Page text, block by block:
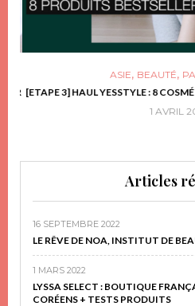
ASIE, BEAUTÉ,
[ETAPE 3] HAUL YESSTYLE : 8
1 AVRIL
Articles
16 SEPTEMBRE 2022
LE RÊVE DE NOA, INSTITUT DE
1 MARS 2022
LYSSA SELECT : BOUTIQUE
CORÉENS + TESTS PRODUITS